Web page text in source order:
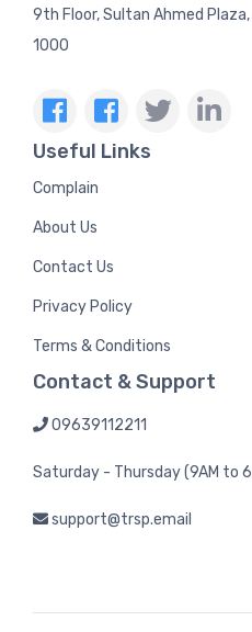
9th Floor, Sultan Ahmed
1000
Useful Links
Complain
About Us
Contact Us
Privacy Policy
Terms & Conditions
Contact & Support
09639112211
Saturday - Thursday (9AM to
support@trsp.email